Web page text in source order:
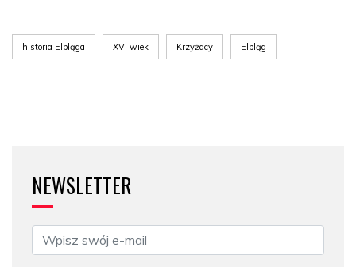
historia Elbląga XVI wiek Krzyżacy Elbląg
NEWSLETTER